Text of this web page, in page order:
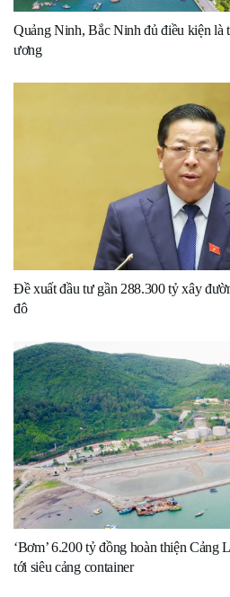
Quảng Ninh, Bắc Ninh đủ điều kiện là
ương
Đề xuất đầu tư gần 288.300 tỷ xây
đô
‘Bơm’ 6.200 tỷ đồng hoàn thiện
tới siêu cảng container